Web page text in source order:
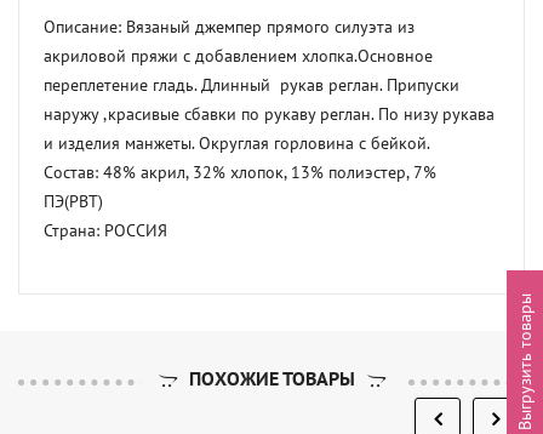
Описание: Вязаный джемпер прямого силуэта из
акриловой пряжи с добавлением хлопка.Основное
переплетение гладь. Длинный  рукав реглан. Припуски
наружу ,красивые сбавки по рукаву реглан. По низу рукава
и изделия манжеты. Округлая горловина с бейкой.
Состав: 48% акрил, 32% хлопок, 13% полиэстер, 7%
ПЭ(PBT)
Страна: РОССИЯ
ПОХОЖИЕ ТОВАРЫ Выгрузить товары